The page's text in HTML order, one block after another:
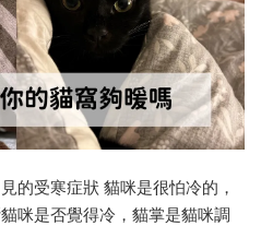
的受寒症狀 貓咪是很怕冷的，
咪是否覺得冷，貓掌是貓咪調